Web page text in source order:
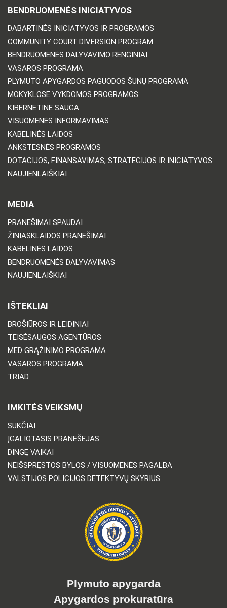
BENDRUOMENĖS INICIATYVOS
DABARTINĖS INICIATYVOS IR PROGRAMOS
COMMUNITY COURT DIVERSION PROGRAM
BENDRUOMENĖS DALYVAVIMO RENGINIAI
VASAROS PROGRAMA
PLYMUTO APYGARDOS PAGUODOS ŠUNŲ PROGRAMA
MOKYKLOSE VYKDOMOS PROGRAMOS
KIBERNETINĖ SAUGA
VISUOMENĖS INFORMAVIMAS
KABELINĖS LAIDOS
ANKSTESNĖS PROGRAMOS
DOTACIJOS, FINANSAVIMAS, STRATEGIJOS IR INICIATYVOS
NAUJIENLAIŠKIAI
MEDIA
PRANEŠIMAI SPAUDAI
ŽINIASKLAIDOS PRANEŠIMAI
KABELINĖS LAIDOS
BENDRUOMENĖS DALYVAVIMAS
NAUJIENLAIŠKIAI
IŠTEKLIAI
BROŠIŪROS IR LEIDINIAI
TEISĖSAUGOS AGENTŪROS
MED GRĄŽINIMO PROGRAMA
VASAROS PROGRAMA
TRIAD
IMKITĖS VEIKSMŲ
SUKČIAI
ĮGALIOTASIS PRANEŠĖJAS
DINGĘ VAIKAI
NEIŠSPRĘSTOS BYLOS / VISUOMENĖS PAGALBA
VALSTIJOS POLICIJOS DETEKTYVŲ SKYRIUS
Plymuto apygarda
Apygardos prokuratūra